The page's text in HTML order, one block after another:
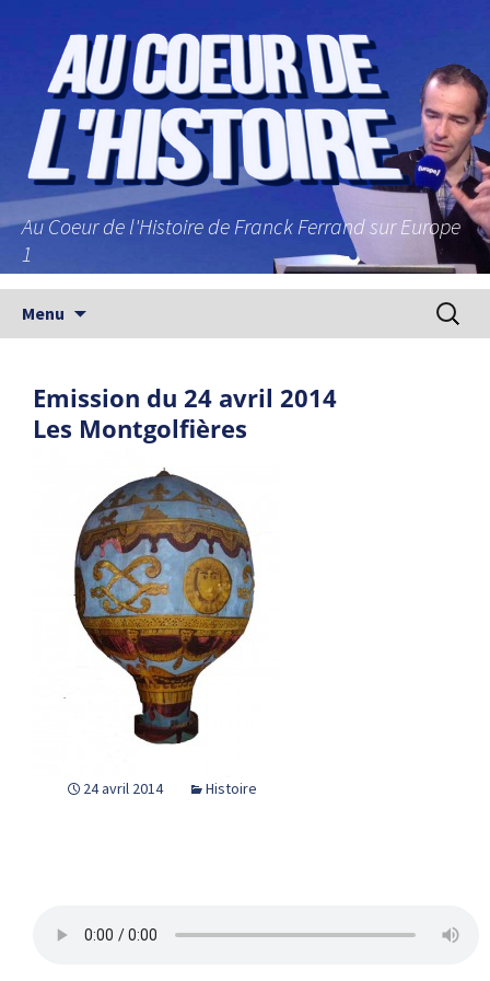
Au Coeur de l'Histoire de Franck Ferrand sur Europe
1
Menu
Emission du 24 avril 2014
Les Montgolfières
24 avril 2014 Histoire